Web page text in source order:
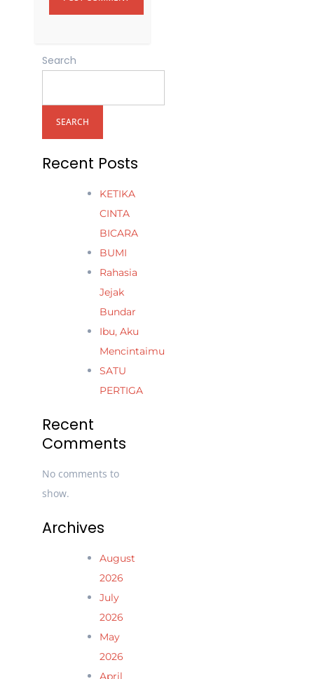
Search
SEARCH
Recent Posts
KETIKA
CINTA
BICARA
BUMI
Rahasia
Jejak
Bundar
Ibu, Aku
Mencintaimu
SATU
PERTIGA
Recent
Comments
No comments to
show.
Archives
August
2026
July
2026
May
2026
April